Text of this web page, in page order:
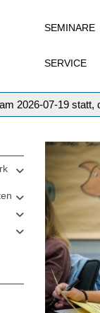
SEMINARE
SERVICE
2026-07-19